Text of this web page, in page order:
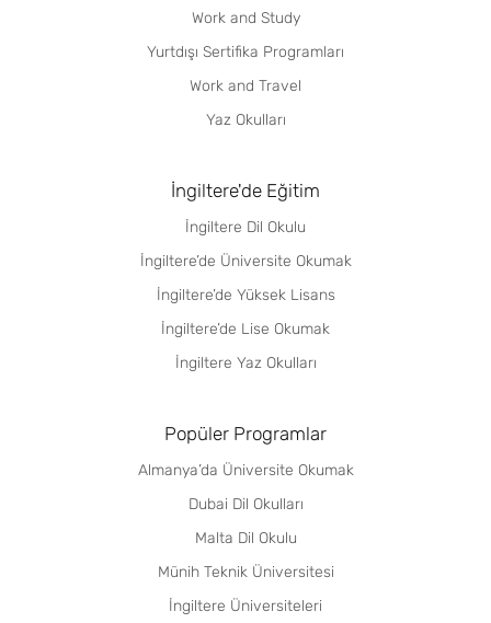
Work and Study
Yurtdışı Sertifika Programları
Work and Travel
Yaz Okulları
İngiltere'de Eğitim
İngiltere Dil Okulu
İngiltere’de Üniversite Okumak
İngiltere’de Yüksek Lisans
İngiltere’de Lise Okumak
İngiltere Yaz Okulları
Popüler Programlar
Almanya’da Üniversite Okumak
Dubai Dil Okulları
Malta Dil Okulu
Münih Teknik Üniversitesi
İngiltere Üniversiteleri